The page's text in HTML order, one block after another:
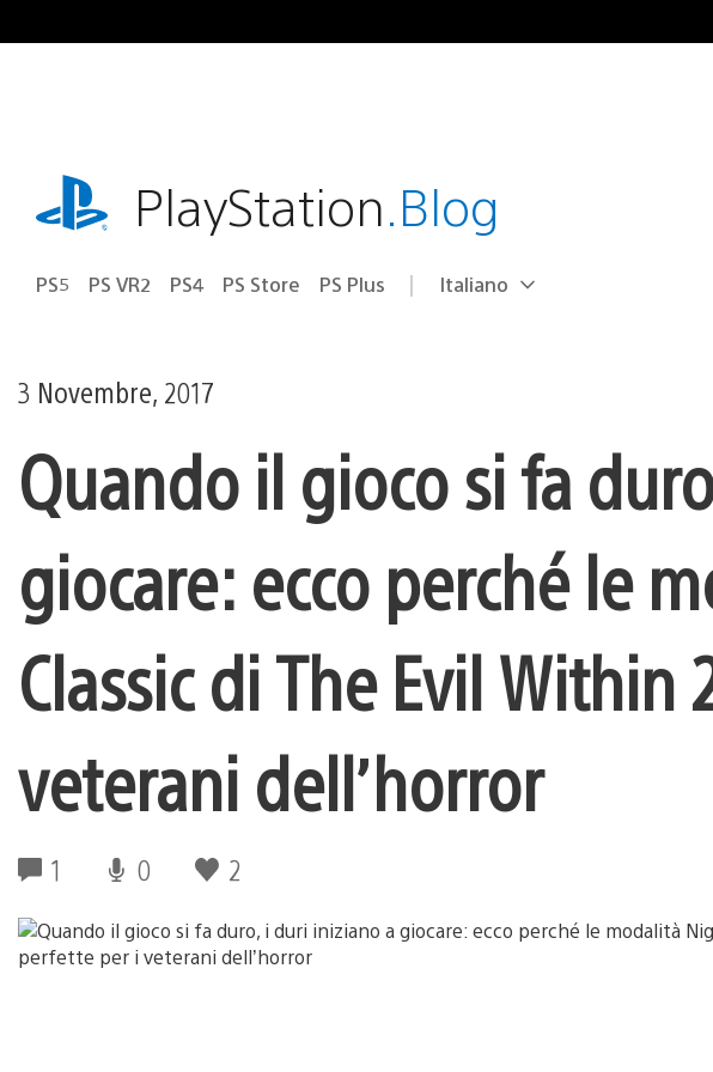
al
playstation.comPlayStation.Blog
PS5 PS VR2 PS4 PS Store PS Plus Seleziona
Regione
Italiano
3 Novembre, 2017
Quando il gioco si fa
giocare: ecco perché le
Classic di The Evil
veterani dell’horror
1 0 2